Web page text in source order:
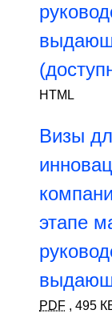
HTML
Визы
этапе
PDF , 495